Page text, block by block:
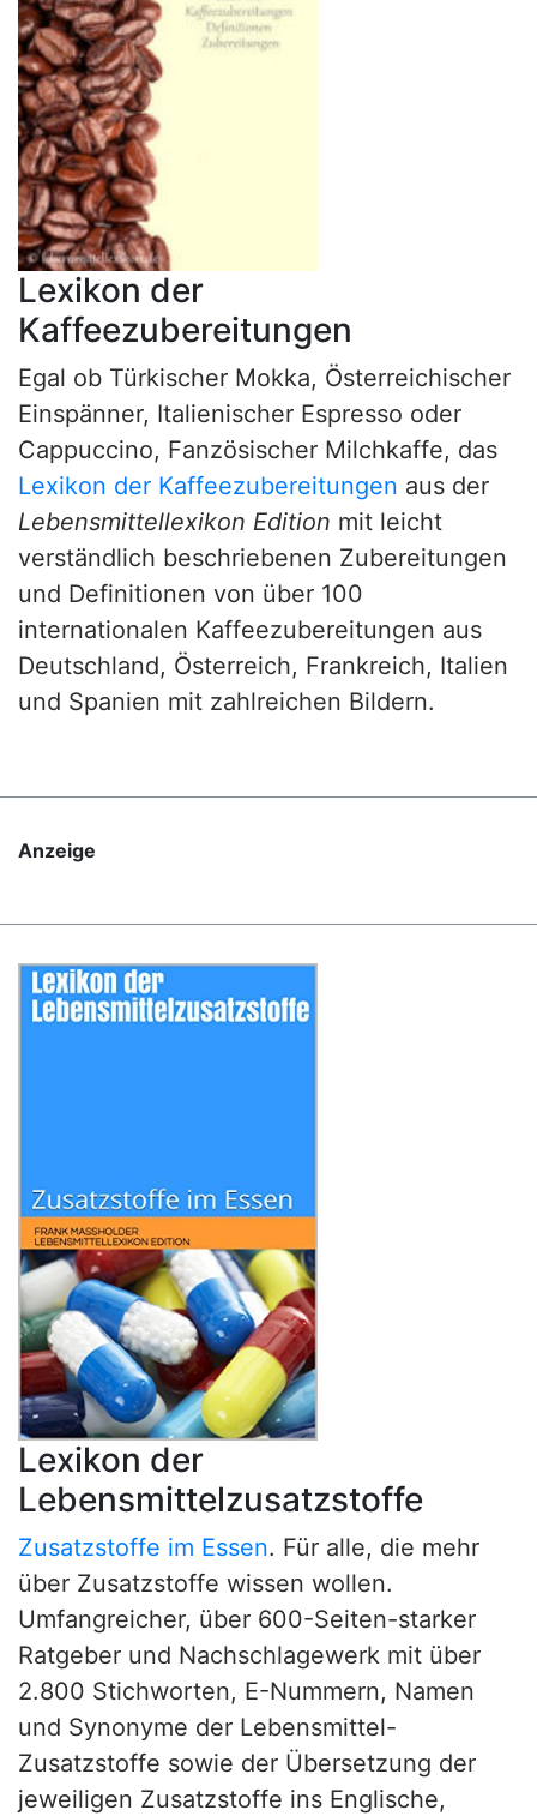
Lexikon der
Kaffeezubereitungen
Egal ob Türkischer Mokka, Österreichischer
Einspänner, Italienischer Espresso oder
Cappuccino, Fanzösischer Milchkaffe, das
Lexikon der Kaffeezubereitungen aus der
Lebensmittellexikon Edition mit leicht
verständlich beschriebenen Zubereitungen
und Definitionen von über 100
internationalen Kaffeezubereitungen aus
Deutschland, Österreich, Frankreich, Italien
und Spanien mit zahlreichen Bildern.
Anzeige
Lexikon der
Lebensmittelzusatzstoffe
Zusatzstoffe im Essen. Für alle, die mehr
über Zusatzstoffe wissen wollen.
Umfangreicher, über 600-Seiten-starker
Ratgeber und Nachschlagewerk mit über
2.800 Stichworten, E-Nummern, Namen
und Synonyme der Lebensmittel-
Zusatzstoffe sowie der Übersetzung der
jeweiligen Zusatzstoffe ins Englische,